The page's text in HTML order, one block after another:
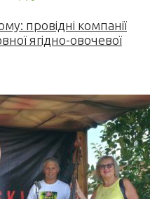
провідні компанії
ягідно-овочевої